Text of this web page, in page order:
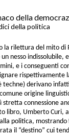
della
della politica
la rilettura del mito
un nesso
e i conseguenti
rispettivamente
techne) derivano
origine
stretta connessione
libro, Umberto Curi,
politica, mostrando
il “destino” cui